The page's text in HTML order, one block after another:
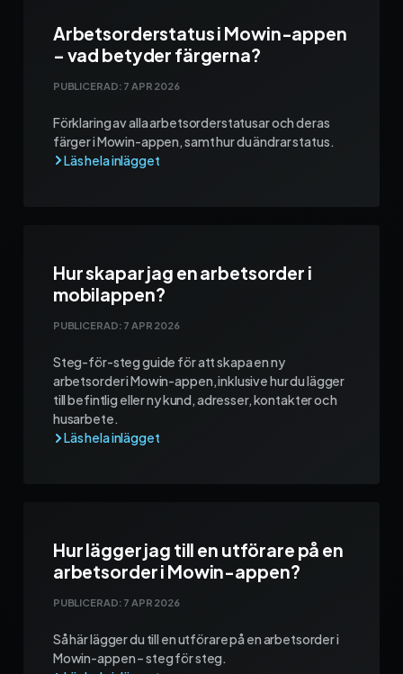
Arbetsorderstatus i Mowin-appen
– vad betyder färgerna?
PUBLICERAD: 7 APR 2026
Förklaring av alla arbetsorderstatusar och deras
färger i Mowin-appen, samt hur du ändrar status.
Hur skapar jag en arbetsorder i
mobilappen?
PUBLICERAD: 7 APR 2026
Steg-för-steg guide för att skapa en ny
arbetsorder i Mowin-appen, inklusive hur du lägger
till befintlig eller ny kund, adresser, kontakter och
husarbete.
Hur lägger jag till en utförare på en
arbetsorder i Mowin-appen?
PUBLICERAD: 7 APR 2026
Så här lägger du till en utförare på en arbetsorder i
Mowin-appen – steg för steg.